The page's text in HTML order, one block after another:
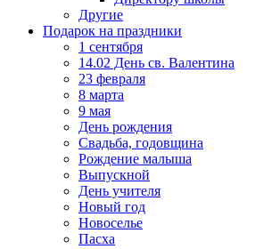
Другие
Подарок на праздники
1 сентября
14.02 День св. Валентина
23 февраля
8 марта
9 мая
День рождения
Свадьба, годовщина
Рождение малыша
Выпускной
День учителя
Новый год
Новоселье
Пасха